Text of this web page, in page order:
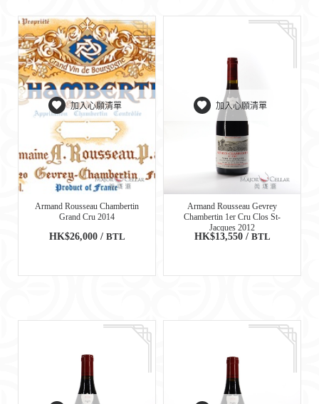
加入心願清單
Armand Rousseau Chambertin
Grand Cru 2014
HK$26,000 / BTL
加入心願清單
Armand Rousseau Gevrey
Chambertin 1er Cru Clos St-
Jacques 2012
HK$13,550 / BTL